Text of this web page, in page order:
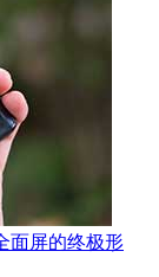
面屏的终极形